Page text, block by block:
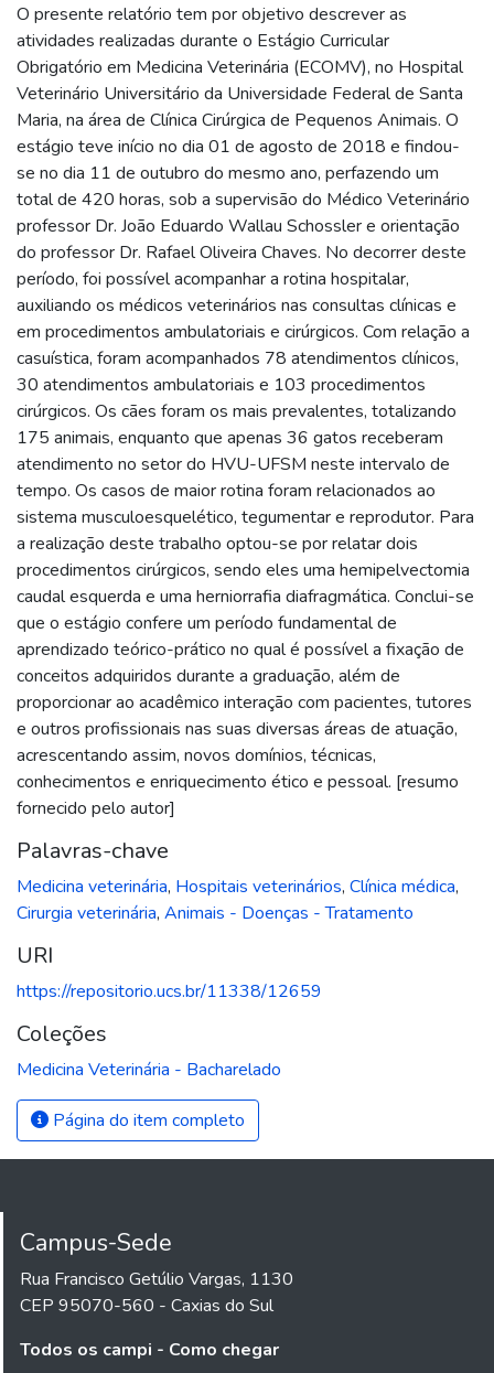
O presente relatório tem por objetivo descrever as
atividades realizadas durante o Estágio Curricular
Obrigatório em Medicina Veterinária (ECOMV), no Hospital
Veterinário Universitário da Universidade Federal de Santa
Maria, na área de Clínica Cirúrgica de Pequenos Animais. O
estágio teve início no dia 01 de agosto de 2018 e findou-
se no dia 11 de outubro do mesmo ano, perfazendo um
total de 420 horas, sob a supervisão do Médico Veterinário
professor Dr. João Eduardo Wallau Schossler e orientação
do professor Dr. Rafael Oliveira Chaves. No decorrer deste
período, foi possível acompanhar a rotina hospitalar,
auxiliando os médicos veterinários nas consultas clínicas e
em procedimentos ambulatoriais e cirúrgicos. Com relação a
casuística, foram acompanhados 78 atendimentos clínicos,
30 atendimentos ambulatoriais e 103 procedimentos
cirúrgicos. Os cães foram os mais prevalentes, totalizando
175 animais, enquanto que apenas 36 gatos receberam
atendimento no setor do HVU-UFSM neste intervalo de
tempo. Os casos de maior rotina foram relacionados ao
sistema musculoesquelético, tegumentar e reprodutor. Para
a realização deste trabalho optou-se por relatar dois
procedimentos cirúrgicos, sendo eles uma hemipelvectomia
caudal esquerda e uma herniorrafia diafragmática. Conclui-se
que o estágio confere um período fundamental de
aprendizado teórico-prático no qual é possível a fixação de
conceitos adquiridos durante a graduação, além de
proporcionar ao acadêmico interação com pacientes, tutores
e outros profissionais nas suas diversas áreas de atuação,
acrescentando assim, novos domínios, técnicas,
conhecimentos e enriquecimento ético e pessoal. [resumo
fornecido pelo autor]
Palavras-chave
Medicina veterinária, Hospitais veterinários, Clínica médica,
Cirurgia veterinária, Animais - Doenças - Tratamento
URI
https://repositorio.ucs.br/11338/12659
Coleções
Medicina Veterinária - Bacharelado
Página do item completo
Campus-Sede
Rua Francisco Getúlio Vargas, 1130
CEP 95070-560 - Caxias do Sul
Todos os campi - Como chegar